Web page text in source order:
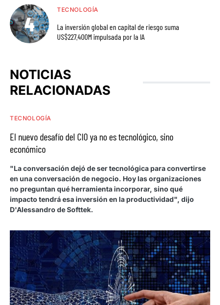
TECNOLOGÍA
La inversión global en capital de riesgo suma
US$227.400M impulsada por la IA
NOTICIAS
RELACIONADAS
TECNOLOGÍA
El nuevo desafío del CIO ya no es tecnológico, sino
económico
"La conversación dejó de ser tecnológica para convertirse
en una conversación de negocio. Hoy las organizaciones
no preguntan qué herramienta incorporar, sino qué
impacto tendrá esa inversión en la productividad", dijo
D'Alessandro de Softtek.